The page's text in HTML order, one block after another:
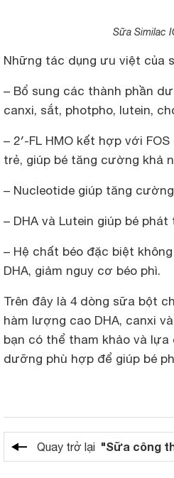
Sữa Similac
Những tác dụng ưu việt của
– Bổ sung các thành phần
canxi, sắt, photpho, lutein,
– 2′-FL HMO kết hợp với
trẻ, giúp bé tăng cường khả
– Nucleotide giúp tăng
– DHA và Lutein giúp bé
– Hệ chất béo đặc biệt
DHA, giảm nguy cơ béo phì.
Trên đây là 4 dòng sữa bột
hàm lượng cao DHA, canxi
bạn có thể tham khảo và
dưỡng phù hợp để giúp bé
Quay trở lại "Sữa công